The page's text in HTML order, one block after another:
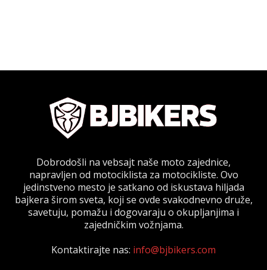
Dobrodošli na vebsajt naše moto zajednice,
napravljen od motociklista za motocikliste. Ovo
jedinstveno mesto je satkano od iskustava hiljada
bajkera širom sveta, koji se ovde svakodnevno druže,
savetuju, pomažu i dogovaraju o okupljanjima i
zajedničkim vožnjama.
Kontaktirajte nas: info@bjbikers.com